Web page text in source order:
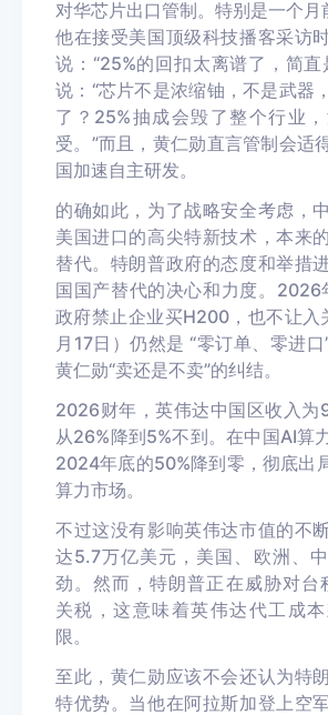
对华芯片出口管制。特别是一个月
他在接受美国顶级科技播客采访
说：“25%的回扣太离谱了，简直
说：“芯片不是浓缩铀，不是武器
了？25%抽成会毁了整个行业
受。”而且，黄仁勋直言管制会适
国加速自主研发。
的确如此，为了战略安全考虑，
美国进口的高尖特新技术，本来
替代。特朗普政府的态度和举措
国国产替代的决心和力度。2026
政府禁止企业买H200，也不让入
月17日）仍然是 “零订单、零进
黄仁勋“卖还是不卖”的纠结。
2026财年，英伟达中国区收入为
从26%降到5%不到。在中国AI算
2024年底的50%降到零，彻底出
算力市场。
不过这没有影响英伟达市值的不
达5.7万亿美元 ，美国、欧洲、
劲。然而，特朗普正在威胁对台
关税，这意味着英伟达代工成
限。
至此，黄仁勋应该不会还认为特
特优势。当他在阿拉斯加登上空